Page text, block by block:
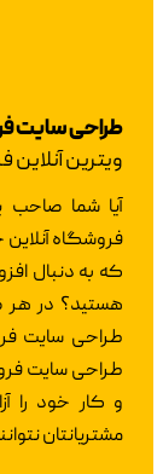
طراحی سایت
ویترین
آیا شما
فروشگاه
که به دنبال
هستید؟ در هر
طراحی سایت
طراحی سایت
و کار خود را
مشتریانتان